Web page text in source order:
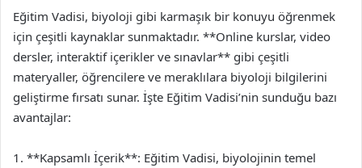
Eğitim Vadisi, biyoloji gibi karmaşık bir konuyu öğrenmek
için çeşitli kaynaklar sunmaktadır. **Online kurslar, video
dersler, interaktif içerikler ve sınavlar** gibi çeşitli
materyaller, öğrencilere ve meraklılara biyoloji bilgilerini
geliştirme fırsatı sunar. İşte Eğitim Vadisi’nin sunduğu bazı
avantajlar:
1. **Kapsamlı İçerik**: Eğitim Vadisi, biyolojinin temel